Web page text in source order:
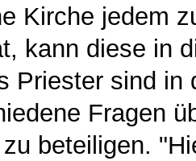
Kirche jedem
kann diese in
Priester sind in
Fragen
beteiligen.